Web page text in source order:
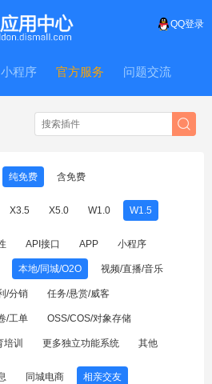
QQ登录
小程序 官方服务 问题交流
纯免费 含免费
X3.5 X5.0 W1.0 W1.5
API接口 APP 小程序
本地/同城/O2O 视频/直播/音乐
/分销 任务/悬赏/威客
/工单 OSS/COS/对象存储
培训 更多独立功能系统 其他
同城电商 相亲交友